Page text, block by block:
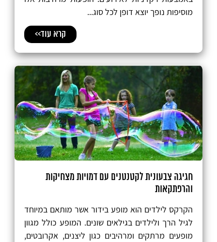
מוסיפות נופך יוצא דופן לכל סוג...
קרא עוד>>
חגיגה צבעונית לקטנטנים עם דמויות מצחיקות
והרפתקאות
הקרקס לילדים הוא מופע בידור אשר מותאם במיוחד
לגיל הרך ולילדים בגילאים שונים. המופע כולל מגוון
מופעים מרתקים ומרהיבים כגון ליצנים, אקרובטים,